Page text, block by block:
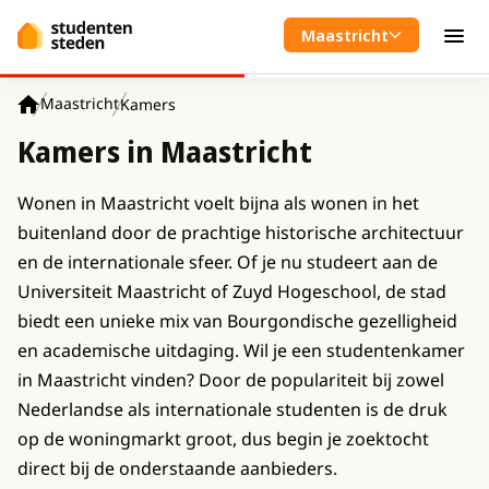
Maastricht
MaastrichtKamers
Kamers in Maastricht
Wonen in Maastricht voelt bijna als wonen in het
buitenland door de prachtige historische architectuur
en de internationale sfeer. Of je nu studeert aan de
Universiteit Maastricht of Zuyd Hogeschool, de stad
biedt een unieke mix van Bourgondische gezelligheid
en academische uitdaging. Wil je een studentenkamer
in Maastricht vinden? Door de populariteit bij zowel
Nederlandse als internationale studenten is de druk
op de woningmarkt groot, dus begin je zoektocht
direct bij de onderstaande aanbieders.